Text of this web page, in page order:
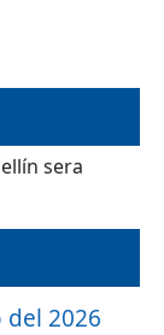
sera
2026